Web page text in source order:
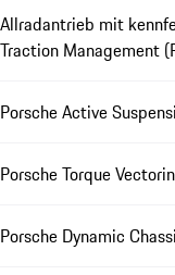
Allradantrieb mit
Traction Management
Porsche Active
Porsche Torque
Porsche Dynamic